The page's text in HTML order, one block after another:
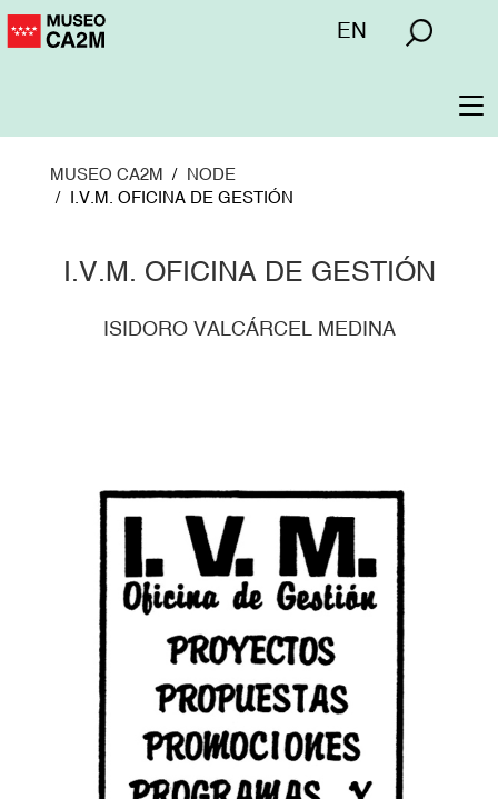
Pasar
Menú
EN
MUSEO CA2M
NODE
I.V.M. OFICINA DE GESTIÓN
I.V.M. OFICINA DE GESTIÓN
ISIDORO VALCÁRCEL MEDINA